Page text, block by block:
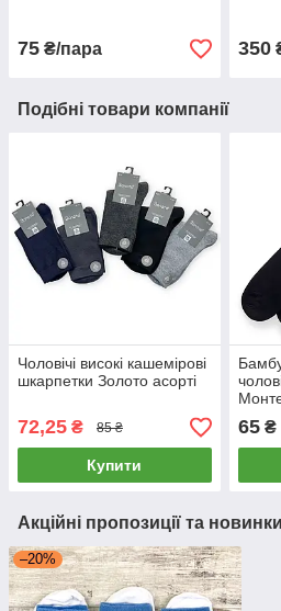
75 ₴/пара 350
Подібні товари компанії
Чоловічі високі кашемірові
шкарпетки Золото асорті
72,25 ₴ 85 ₴
Купити
65₴
Акційні пропозиції та новинки
–20%